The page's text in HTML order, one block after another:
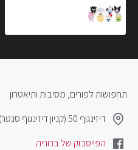
תחפושות לפורים, מסיבות ותיאטרון
דיזינגוף 50 (קניון דיזינגוף סנטר), תל אביב
הפייסבוק של ברוריה